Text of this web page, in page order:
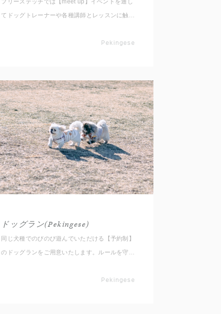
てドッグトレーナーや各種講師とレッスンに触れ
知っておきたい事：お散歩、マッサージ、犬の気
持ち体験 4.ステップアップ：アジリティ、ノー
ズワーク、ダンス 等 各項目は入門編にあたる
簡単な内容となっておりますので、レッスンが初
めての方もお気軽にご参加ください。 本イベン
トを通して新しい出会い・発見をしていただける
と幸いです。
Pekingese
ドッグラン(Pekingese)
同じ犬種でのびのび遊んでいただける【予約制】
のドッグランをご用意いたします。ルールを守り
Pekingese